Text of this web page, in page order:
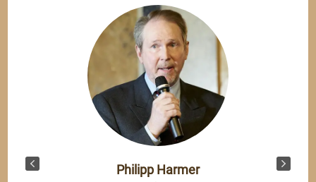
Philipp Harmer